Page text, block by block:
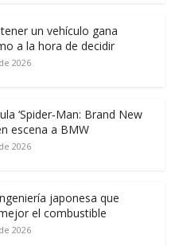
un vehículo gana
a la hora de decidir
2026
‘Spider‑Man: Brand New
escena a BMW
2026
japonesa que
el combustible
2026